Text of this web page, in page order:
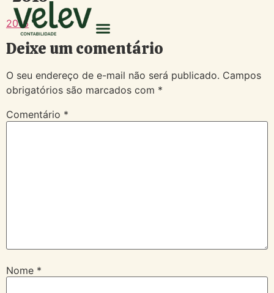
2016
Deixe um comentário
O seu endereço de e-mail não será publicado. Campos
obrigatórios são marcados com *
Comentário *
Nome *